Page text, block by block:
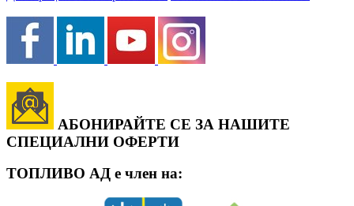
АБОНИРАЙТЕ СЕ ЗА НАШИТЕ
СПЕЦИАЛНИ ОФЕРТИ
ТОПЛИВО АД е член на: